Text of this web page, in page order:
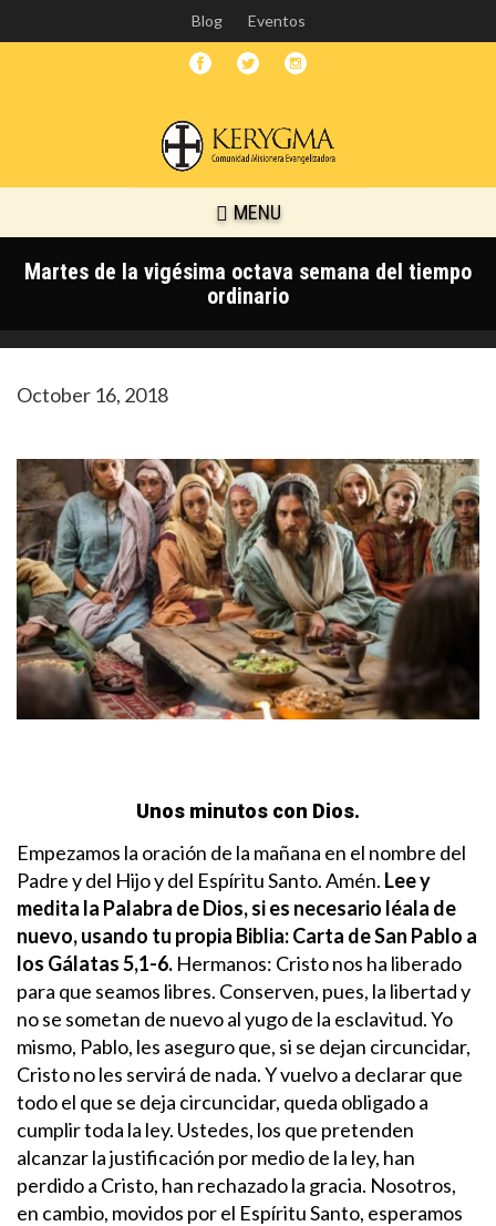
Skip
to
main
Blog Eventos
MENU
Martes de la vigésima octava semana del tiempo
ordinario
October 16, 2018
Unos minutos con Dios.
Empezamos la oración de la mañana en el nombre del
Padre y del Hijo y del Espíritu Santo. Amén. Lee y
medita la Palabra de Dios, si es necesario léala de
nuevo, usando tu propia Biblia:Carta de San Pablo a
los Gálatas 5,1-6. Hermanos: Cristo nos ha liberado
para que seamos libres. Conserven, pues, la libertad y
no se sometan de nuevo al yugo de la esclavitud.Yo
mismo, Pablo, les aseguro que, si se dejan circuncidar,
Cristo no les servirá de nada. Y vuelvo a declarar que
todo el que se deja circuncidar, queda obligado a
cumplir toda la ley. Ustedes, los que pretenden
alcanzar la justificación por medio de la ley, han
perdido a Cristo, han rechazado la gracia. Nosotros,
en cambio, movidos por el Espíritu Santo, esperamos